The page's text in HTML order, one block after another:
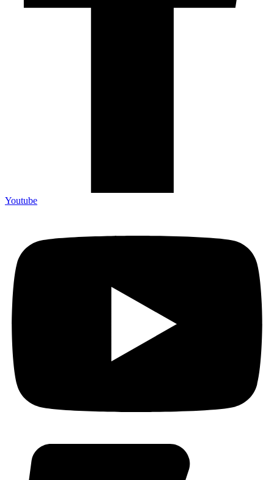
Youtube